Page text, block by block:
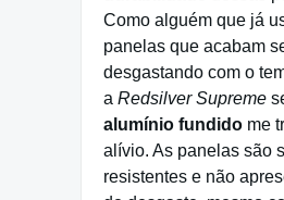
Como alguém que já
panelas que acabam
desgastando com o
a Redsilver Supreme
alumínio fundido me
alívio. As panelas são
resistentes e não